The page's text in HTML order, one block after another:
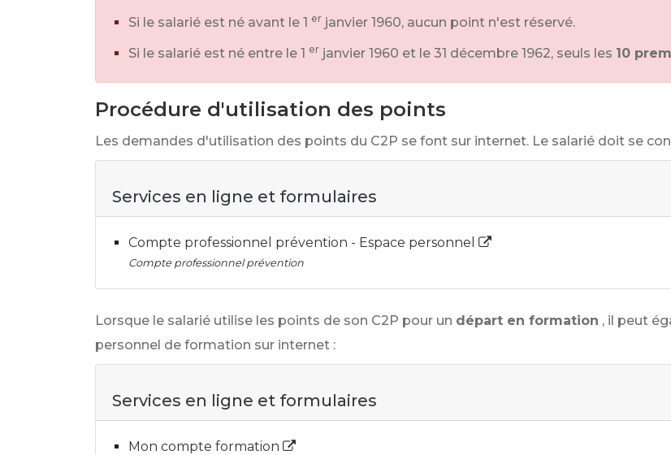
Si le salarié est né avant le 1 er janvier 1960, aucun point n'est réservé.
Si le salarié est né entre le 1 er janvier 1960 et le 31 décembre 1962, seuls les 10
Procédure d'utilisation des points
Les demandes d'utilisation des points du C2P se font sur internet. Le salarié doit se
Services en ligne et formulaires
Compte professionnel prévention - Espace personnel
Compte professionnel prévention
Lorsque le salarié utilise les points de son C2P pour un départ en formation , il peut
personnel de formation sur internet :
Services en ligne et formulaires
Mon compte formation